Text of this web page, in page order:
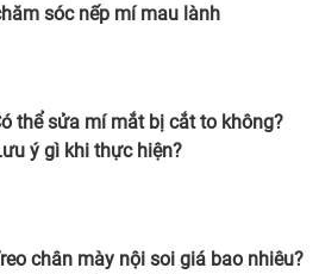
sóc nếp mí mau lành
thể sửa mí mắt bị cắt to không?
ý gì khi thực hiện?
chân mày nội soi giá bao nhiêu?